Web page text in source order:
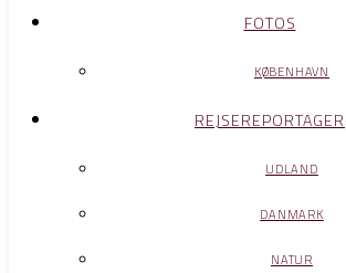
FOTOS
KØBENHAVN
REJSEREPORTAGER
UDLAND
DANMARK
NATUR